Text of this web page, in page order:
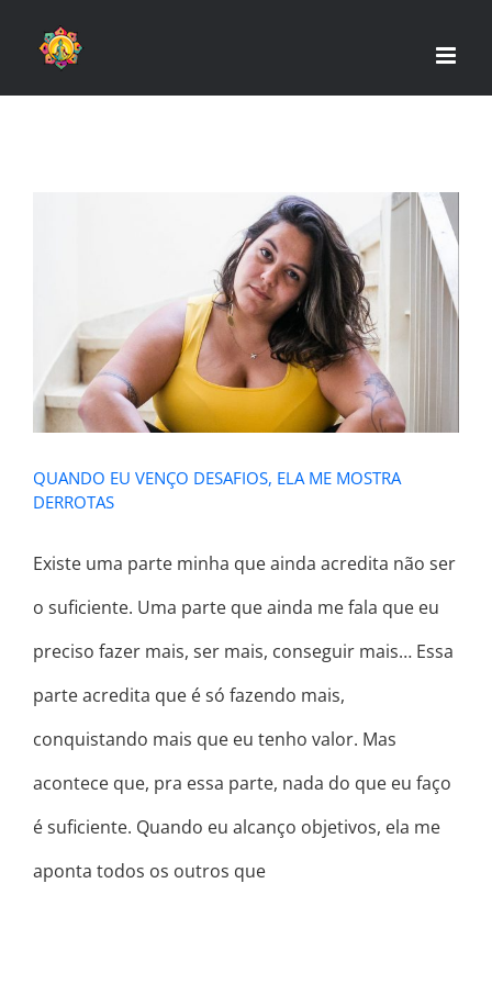
QUANDO EU VENÇO DESAFIOS, ELA
ME MOSTRA DERROTAS
QUANDO EU VENÇO DESAFIOS, ELA ME MOSTRA
DERROTAS
Existe uma parte minha que ainda acredita não ser
o suficiente. Uma parte que ainda me fala que eu
preciso fazer mais, ser mais, conseguir mais… Essa
parte acredita que é só fazendo mais,
conquistando mais que eu tenho valor. Mas
acontece que, pra essa parte, nada do que eu faço
é suficiente. Quando eu alcanço objetivos, ela me
aponta todos os outros que